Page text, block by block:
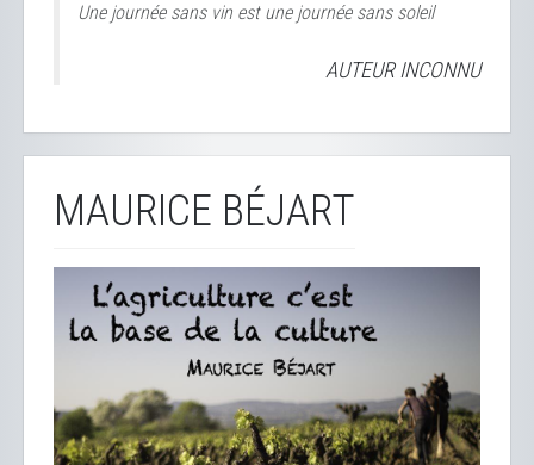
Une journée sans vin est une journée sans soleil
AUTEUR INCONNU
MAURICE BÉJART